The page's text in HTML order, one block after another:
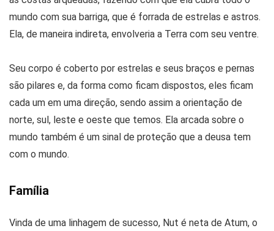
mundo com sua barriga, que é forrada de estrelas e astros.
Ela, de maneira indireta, envolveria a Terra com seu ventre.
Seu corpo é coberto por estrelas e seus braços e pernas
são pilares e, da forma como ficam dispostos, eles ficam
cada um em uma direção, sendo assim a orientação de
norte, sul, leste e oeste que temos. Ela arcada sobre o
mundo também é um sinal de proteção que a deusa tem
com o mundo.
Família
Vinda de uma linhagem de sucesso, Nut é neta de Atum, o